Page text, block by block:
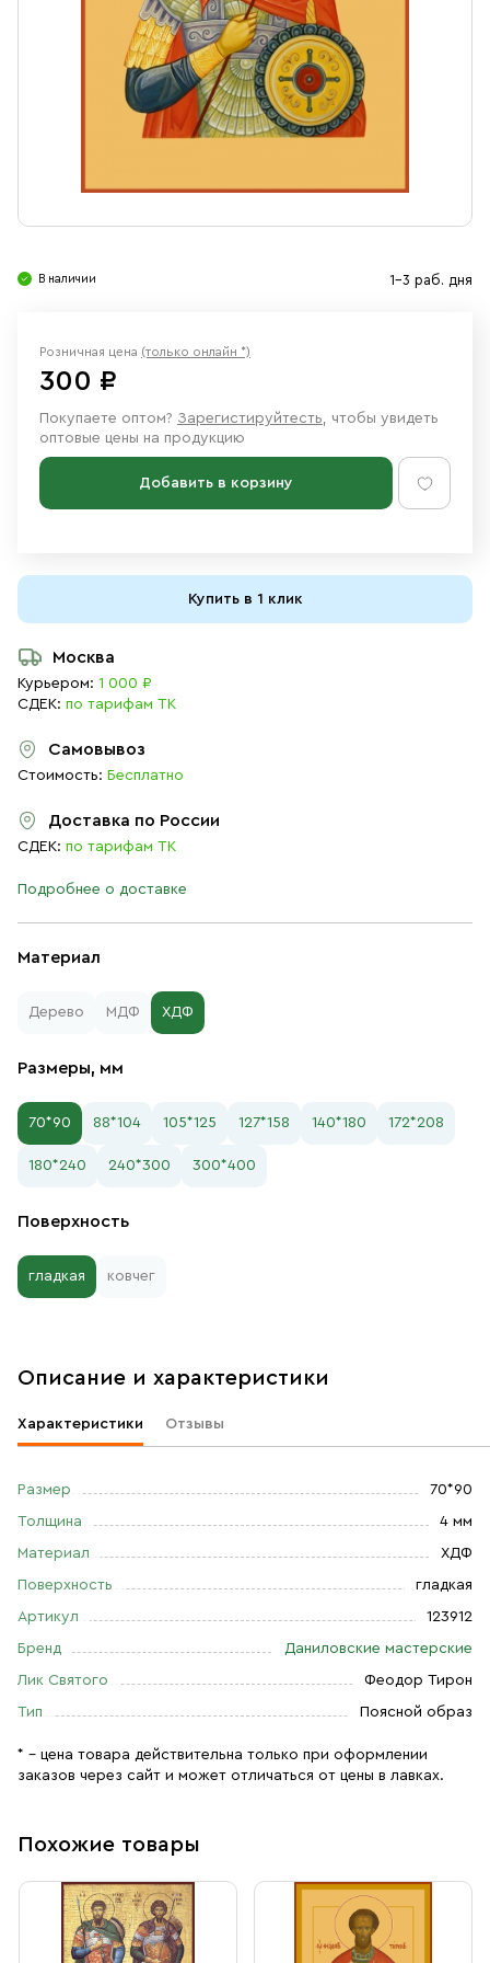
Ювелирные изделия
В наличии 1-3 раб. дня
Материал
Дерево МДФ ХДФ
Размеры, мм
70*90 88*104 105*125 127*158 140*180 172*208
180*240 240*300 300*400
Поверхность
гладкая ковчег
Розничная цена (только онлайн *)
300 ₽
Покупаете оптом? Зарегистируйтесть, чтобы увидеть
оптовые цены на продукцию
Добавить в корзину
Купить в 1 клик
Москва
Курьером: 1 000 ₽
СДЕК: по тарифам ТК
Самовывоз
Стоимость: Бесплатно
Доставка по России
СДЕК: по тарифам ТК
Подробнее о доставке
Описание и характеристики
Характеристики Отзывы
Размер 70*90
Толщина 4 мм
Материал ХДФ
Поверхность гладкая
Артикул 123912
Бренд Даниловские мастерские
Лик Святого Феодор Тирон
Тип Поясной образ
* – цена товара действительна только при оформлении
заказов через сайт и может отличаться от цены в лавках.
Похожие товары